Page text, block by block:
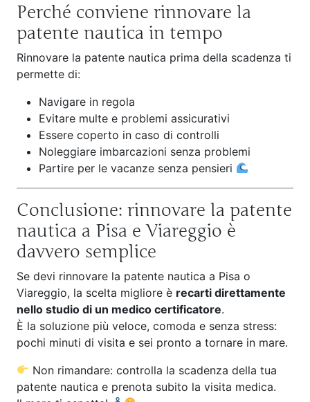
Perché conviene rinnovare la
patente nautica in tempo
Rinnovare la patente nautica prima della scadenza ti
permette di:
Navigare in regola
Evitare multe e problemi assicurativi
Essere coperto in caso di controlli
Noleggiare imbarcazioni senza problemi
Partire per le vacanze senza pensieri
Conclusione: rinnovare la patente
nautica a Pisa e Viareggio è
davvero semplice
Se devi rinnovare la patente nautica a Pisa o
Viareggio, la scelta migliore è recarti direttamente
nello studio di un medico certificatore.
È la soluzione più veloce, comoda e senza stress:
pochi minuti di visita e sei pronto a tornare in mare.
Non rimandare: controlla la scadenza della tua
patente nautica e prenota subito la visita medica.